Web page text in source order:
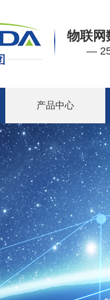
物联网
—
产品中心